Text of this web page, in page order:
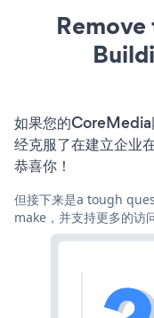
如果您的CoreMedia
经克服了在建立企业
恭喜你！
但接下来是a tough
make，并支持更多的访